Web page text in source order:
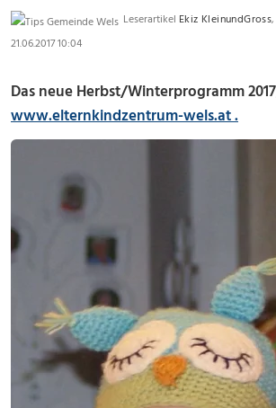
Leserartikel Ekiz KleinundGross,
21.06.2017 10:04
Das neue Herbst/Winterprogramm
www.elternkindzentrum-wels.at .